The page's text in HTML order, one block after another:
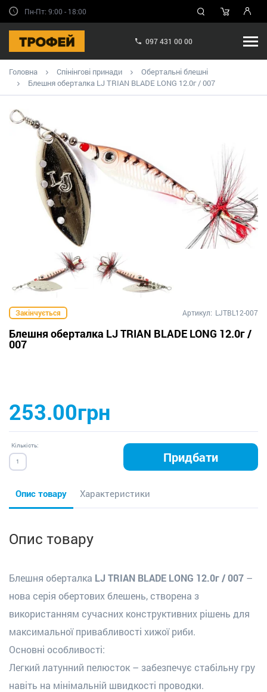
Пн-Пт: 9:00 - 18:00
097 431 00 00
Головна Спінінгові принади
Обертальні блешні
Блешня оберталка LJ TRIAN BLADE LONG 12.0г / 007
Закінчується Артикул: LJTBL12-007
Блешня оберталка LJ TRIAN BLADE LONG 12.0г /
007
253.00грн
Кількість:
Придбати
Опис товару Характеристики
Опис товару
Блешня оберталка LJ TRIAN BLADE LONG 12.0г / 007 –
нова серія обертових блешень, створена з
використанням сучасних конструктивних рішень для
максимальної привабливості хижої риби.
Основні особливості:
Легкий латунний пелюсток – забезпечує стабільну гру
навіть на мінімальній швидкості проводки.